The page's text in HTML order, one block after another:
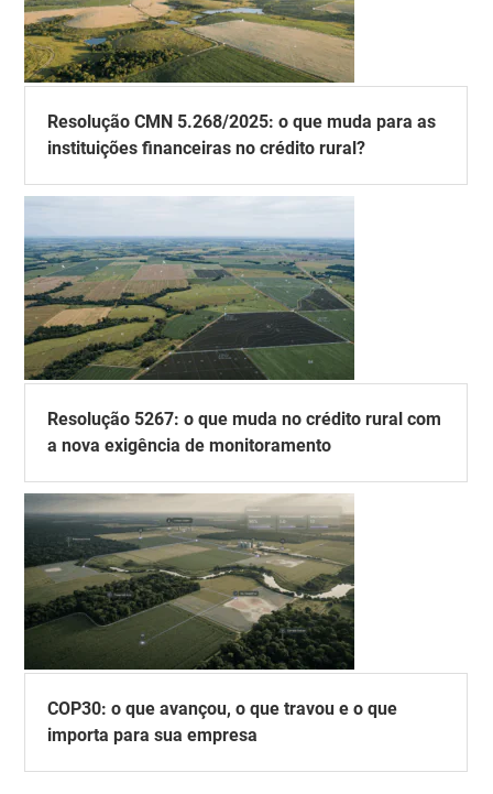
Resolução CMN 5.268/2025: o que muda para as
instituições financeiras no crédito rural?
Resolução 5267: o que muda no crédito rural com
a nova exigência de monitoramento
COP30: o que avançou, o que travou e o que
importa para sua empresa